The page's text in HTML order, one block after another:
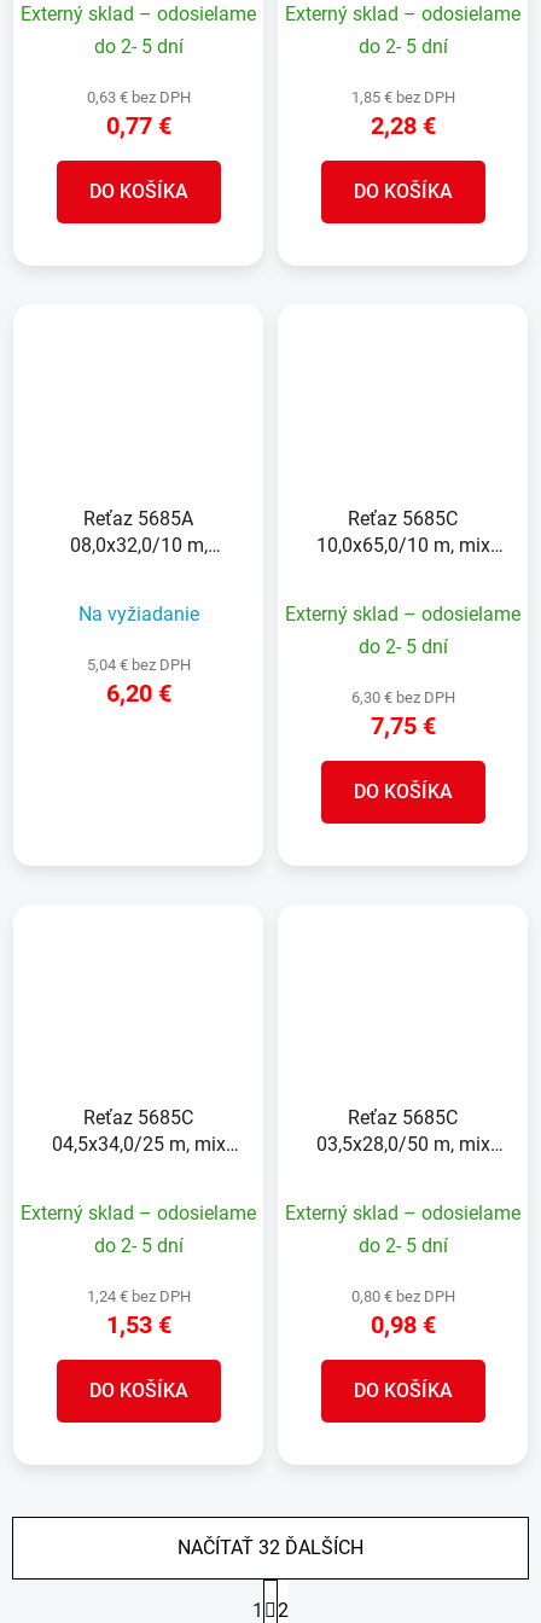
kg/m
Externý sklad – odosielame
do 2- 5 dní
0,63 € bez DPH
0,77 €
DO KOŠÍKA
Externý sklad – odosielame
do 2- 5 dní
1,85 € bez DPH
2,28 €
DO KOŠÍKA
Reťaz 5685A
08,0x32,0/10 m,
Na vyžiadanie
5,04 € bez DPH
6,20 €
Reťaz 5685C
10,0x65,0/10 m, mix
Externý sklad – odosielame
do 2- 5 dní
6,30 € bez DPH
7,75 €
DO KOŠÍKA
Reťaz 5685C
04,5x34,0/25 m, mix
Externý sklad – odosielame
do 2- 5 dní
1,24 € bez DPH
1,53 €
DO KOŠÍKA
Reťaz 5685C
03,5x28,0/50 m, mix
Externý sklad – odosielame
do 2- 5 dní
0,80 € bez DPH
0,98 €
DO KOŠÍKA
NAČÍTAŤ 32 ĎALŠÍCH
t
1 2